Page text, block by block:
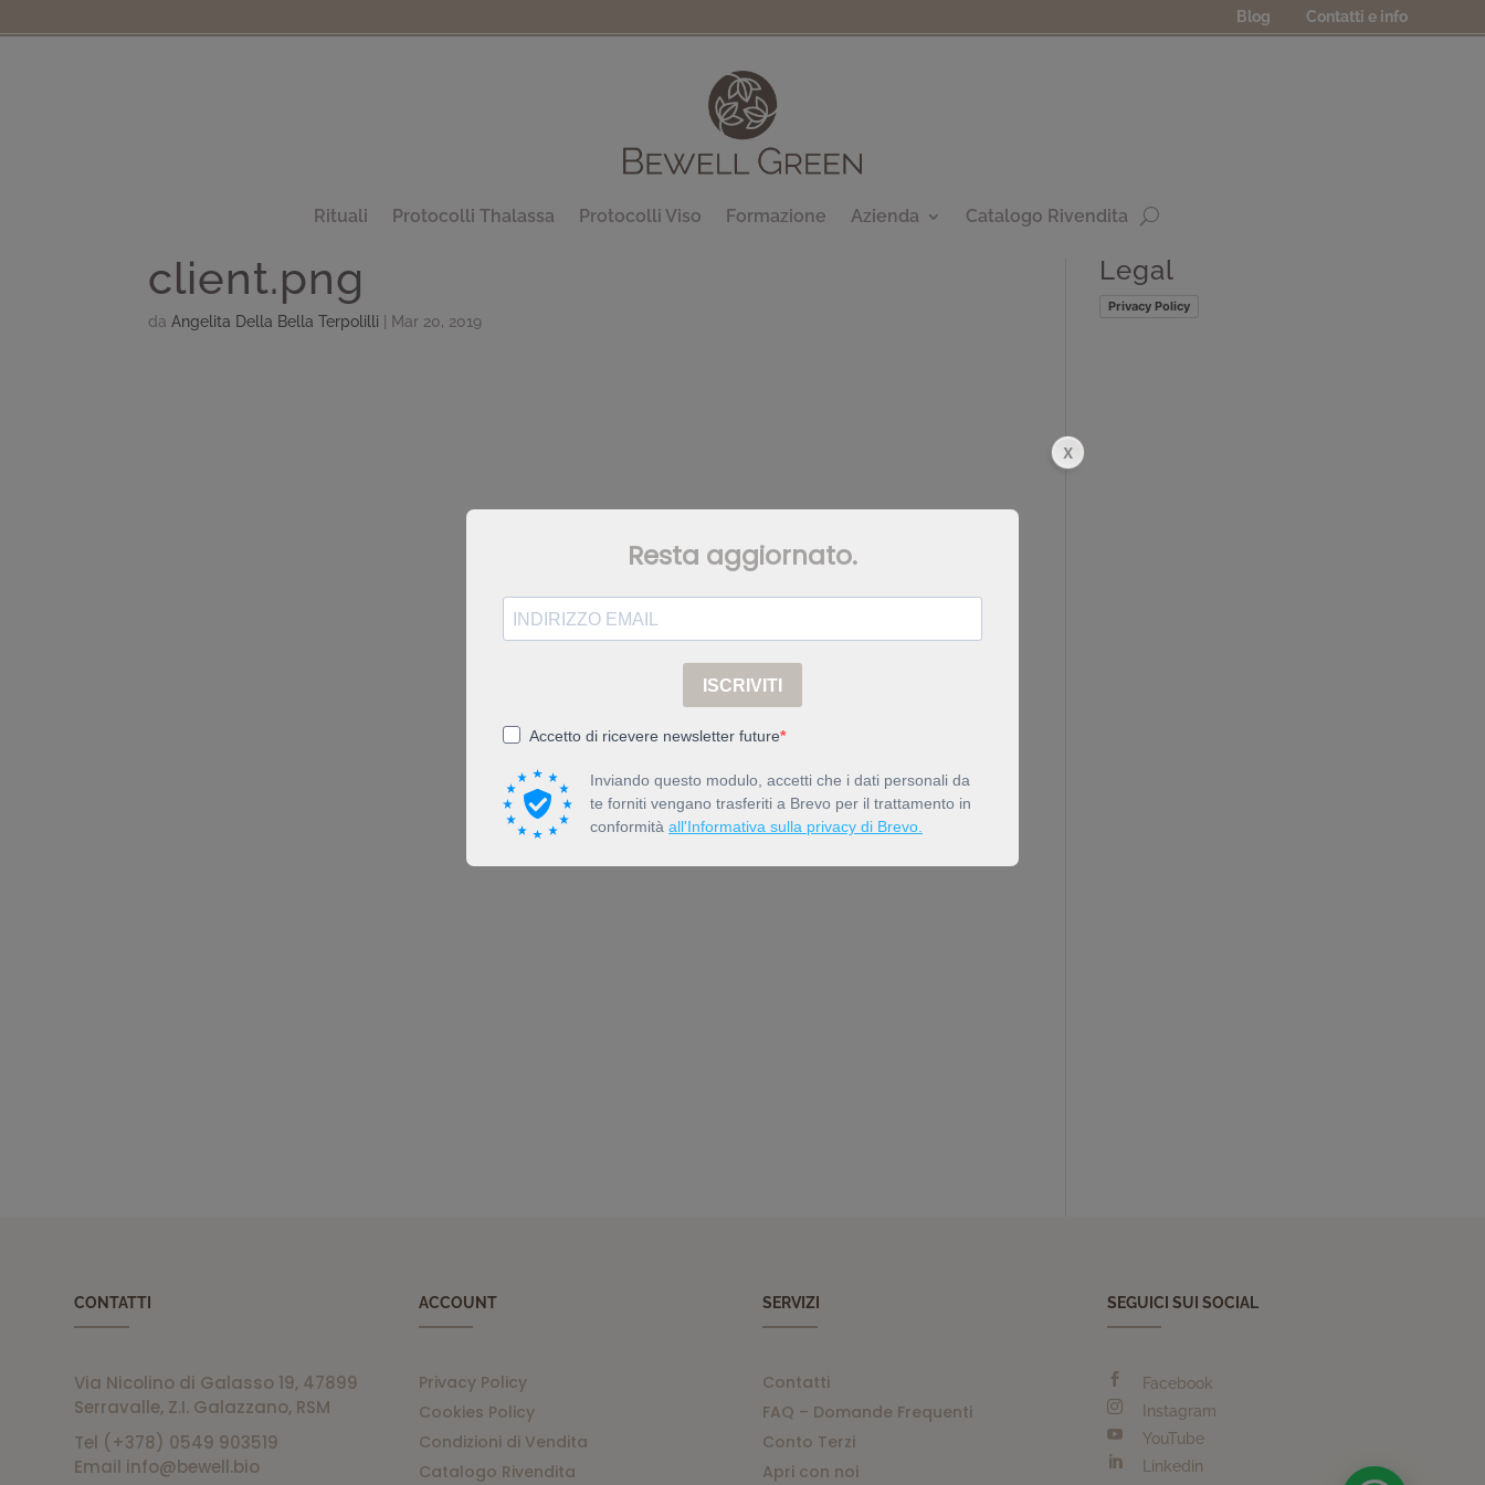
Blog Contatti e info
Rituali Protocolli Thalassa Protocolli Viso Formazione Azienda Catalogo Rivendita
client.png
daAngelita Della Bella Terpolilli Mar 20, 2019
Legal
Privacy Policy
CONTATTI
Via Nicolino di Galasso 19, 47899
Serravalle, Z.I. Galazzano, RSM
Tel (+378) 0549 903519
Email info@bewell.bio
ACCOUNT
Privacy Policy
Cookies Policy
Condizioni di Vendita
Catalogo Rivendita
SERVIZI
Contatti
FAQ – Domande Frequenti
Conto Terzi
Apri con noi
SEGUICI SUI SOCIAL
 Facebook
 Instagram
 YouTube
 Linkedin